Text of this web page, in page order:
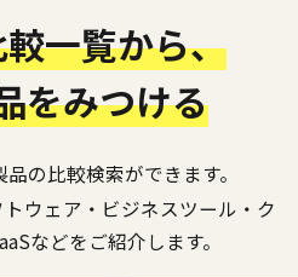
一覧から、
をみつける
の比較検索ができます。
ウェア・ビジネスツール・ク
などをご紹介します。